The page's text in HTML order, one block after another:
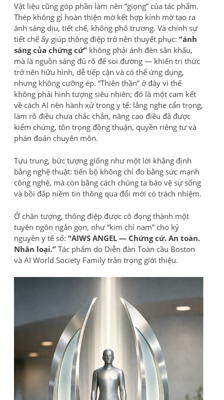
Vật liệu cũng góp phần làm nên “giọng” của tác phẩm.
Thép không gỉ hoàn thiện mờ kết hợp kính mờ tạo ra
ánh sáng dịu, tiết chế, không phô trương. Và chính sự
tiết chế ấy giúp thông điệp trở nên thuyết phục: “ánh
sáng của chứng cứ” không phải ánh đèn sân khấu,
mà là nguồn sáng đủ rõ để soi đường — khiến tri thức
trở nên hữu hình, dễ tiếp cận và có thể ứng dụng,
nhưng không cưỡng ép. “Thiên thần” ở đây vì thế
không phải hình tượng siêu nhiên; đó là một cam kết
về cách AI nên hành xử trong y tế: lắng nghe cẩn trọng,
làm rõ điều chưa chắc chắn, nâng cao điều đã được
kiểm chứng, tôn trọng đồng thuận, quyền riêng tư và
phán đoán chuyên môn.
Tựu trung, bức tượng giống như một lời khẳng định
bằng nghệ thuật: tiến bộ không chỉ đo bằng sức mạnh
công nghệ, mà còn bằng cách chúng ta bảo vệ sự sống
và bồi đắp niềm tin thông qua đổi mới có trách nhiệm.
Ở chân tượng, thông điệp được cô đọng thành một
tuyên ngôn ngắn gọn, như “kim chỉ nam” cho kỷ
nguyên y tế số: “AIWS ANGEL — Chứng cứ. An toàn.
Nhân loại.” Tác phẩm do Diễn đàn Toàn cầu Boston
và AI World Society Family trân trọng giới thiệu.